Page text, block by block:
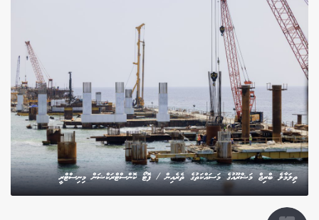
ތިލަމާލެ ބްރިޖް މަޝްރޫއުގެ މަސައްކަތުގެ ތެރެއިން / ފޮޓޯ ކޮންސްޓްރަކްޝަން މިނިސްޓްރީ